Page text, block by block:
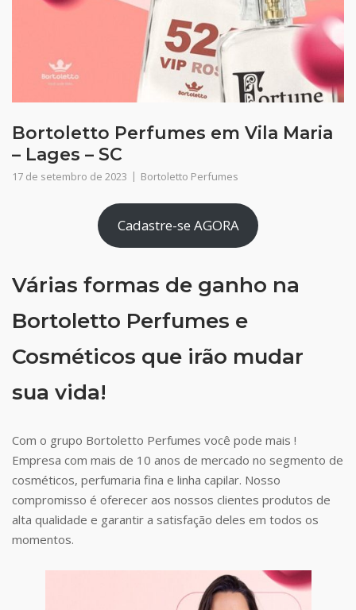
Bortoletto Perfumes em Vila Maria
– Lages – SC
17 de setembro de 2023 Bortoletto Perfumes
Cadastre-se AGORA
Várias formas de ganho na
Bortoletto Perfumes e
Cosméticos que irão mudar
sua vida!
Com o grupo Bortoletto Perfumes você pode mais !
Empresa com mais de 10 anos de mercado no segmento de
cosméticos, perfumaria fina e linha capilar. Nosso
compromisso é oferecer aos nossos clientes produtos de
alta qualidade e garantir a satisfação deles em todos os
momentos.